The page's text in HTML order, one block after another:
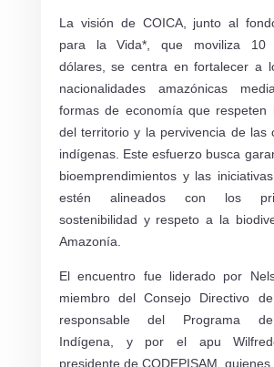
La visión de COICA, junto al
para la Vida*, que moviliza 10
dólares, se centra en fortalecer a
nacionalidades amazónicas
formas de economía que respeten
del territorio y la pervivencia de las
indígenas. Este esfuerzo busca
bioemprendimientos y las
estén alineados con los
sostenibilidad y respeto a la
Amazonía.
El encuentro fue liderado por
miembro del Consejo Directivo
responsable del Programa
Indígena, y por el apu
presidente de CODEPISAM,